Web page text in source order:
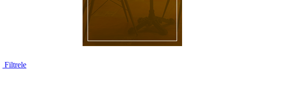
Filtrele